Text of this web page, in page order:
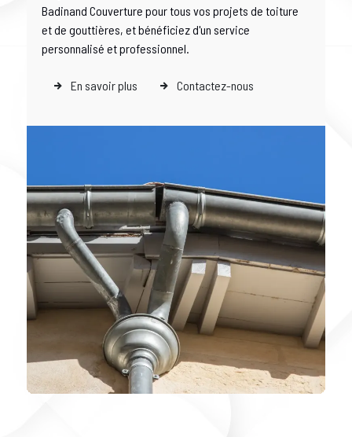
Badinand Couverture pour tous vos projets de toiture
et de gouttières, et bénéficiez d'un service
personnalisé et professionnel.
En savoir plus Contactez-nous